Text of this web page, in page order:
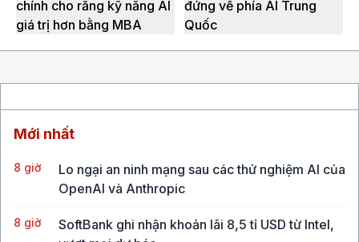
chính cho rằng kỹ năng AI
giá trị hơn bằng MBA
đứng về phía AI Trung
Quốc
Mới nhất
8 giờ
Lo ngại an ninh mạng sau các thử nghiệm AI của
OpenAI và Anthropic
8 giờ
SoftBank ghi nhận khoản lãi 8,5 tỉ USD từ Intel,